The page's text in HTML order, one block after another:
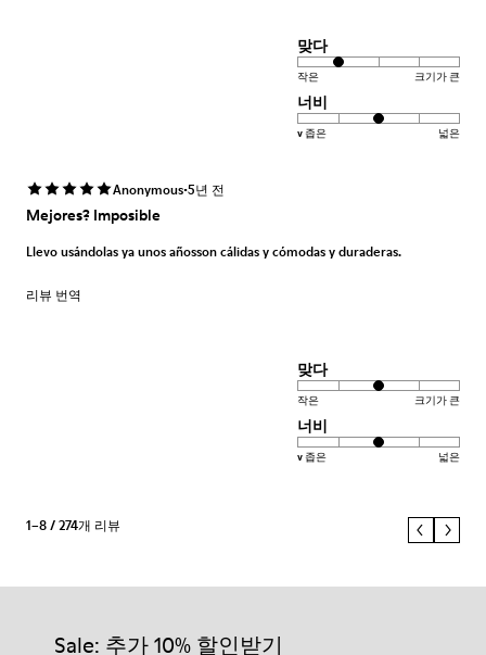
맞다
작은 크기가 큰
너비
v 좁은 넓은
Anonymous·5년 전
Mejores? Imposible
Llevo usándolas ya unos añosson cálidas y cómodas y duraderas.
리뷰 번역
맞다
작은 크기가 큰
너비
v 좁은 넓은
1–8 / 274개 리뷰
Sale: 추가 10% 할인받기